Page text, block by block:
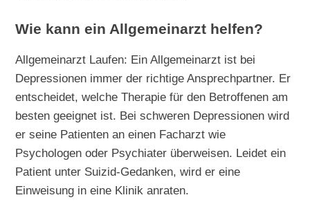
Wie kann ein Allgemeinarzt helfen?
Allgemeinarzt Laufen: Ein Allgemeinarzt ist bei
Depressionen immer der richtige Ansprechpartner. Er
entscheidet, welche Therapie für den Betroffenen am
besten geeignet ist. Bei schweren Depressionen wird
er seine Patienten an einen Facharzt wie
Psychologen oder Psychiater überweisen. Leidet ein
Patient unter Suizid-Gedanken, wird er eine
Einweisung in eine Klinik anraten.